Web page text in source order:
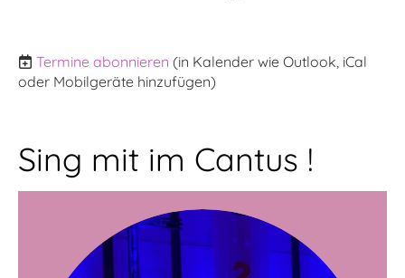
Termine abonnieren (in Kalender wie Outlook, iCal
oder Mobilgeräte hinzufügen)
Sing mit im Cantus !